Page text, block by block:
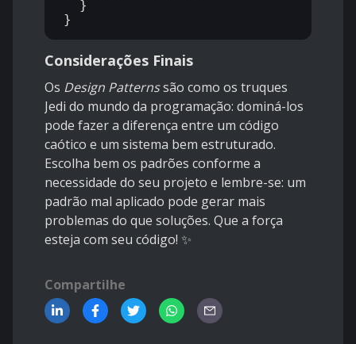
Considerações Finais
Os Design Patternssão como os truques
Jedi do mundo da programação: dominá-los
pode fazer a diferença entre um código
caótico e um sistema bem estruturado.
Escolha bem os padrões conforme a
necessidade do seu projeto e lembre-se: um
padrão mal aplicado pode gerar mais
problemas do que soluções. Que a força
esteja com seu código! ✨
Compartilhe